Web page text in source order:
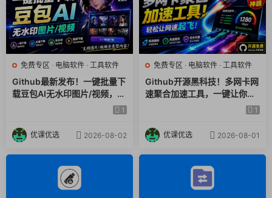
免费专区 · 电脑软件 · 工具软件
Github最新发布！一键批量下
载豆包AI无水印图片/视频，简
单易用，自动解析提示词，do
1
优课优选 2026-08-02
免费专区 · 电脑软件 · 工具软件
Github开源黑科技！多网卡网
速聚合加速工具，一键让你的
电脑网速起飞，这感觉也太爽1
优课优选 2026-08-01